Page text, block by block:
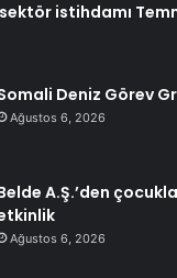
sektör istihdamı
Deniz Görev
Ağustos 6, 2026
A.Ş.’den
Ağustos 6, 2026